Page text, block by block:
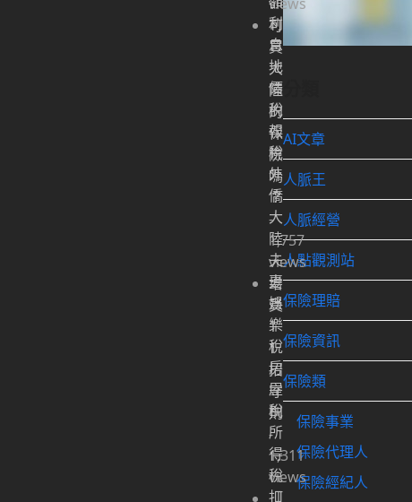
分類
AI文章
人脈王
人脈經營
人點觀測站
保險理賠
保險資訊
保險類
保險事業
保險代理人
保險經紀人
可
買
大
陸
的
保
險
嗎
？
-
1,757
views
增
員
1
1
招
守
則
-
1,311
views
利
息
地
價
稅
報
稅
外
僑
大
陸
夫
妻
娛
樂
稅
房
屋
稅
所
得
稅
扣